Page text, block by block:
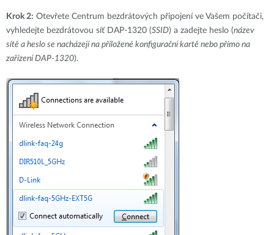
Krok 2: Otevřete Centrum bezdrátových připojení ve Vašem počítači,
vyhledejte bezdrátovou síť DAP-1320 (SSID) a zadejte heslo (název
sítě a heslo se nacházejí na přiložené konfigurační kartě nebo přímo na
zařízení DAP-1320).